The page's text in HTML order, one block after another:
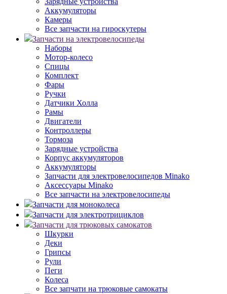
Аккумуляторы
Камеры
Все запчасти на гироскутеры
Запчасти на электровелосипеды
Наборы
Мотор-колесо
Спицы
Комплект
Фары
Ручки
Датчики Холла
Рамы
Двигатели
Контроллеры
Тормоза
Зарядные устройства
Корпус аккумуляторов
Аккумуляторы
Запчасти для электровелосипедов Minako
Аксессуары Minako
Все запчасти на электровелосипеды
Запчасти для моноколеса
Запчасти для электротрициклов
Запчасти для трюковых самокатов
Шкурки
Деки
Грипсы
Рули
Пеги
Колеса
Все запчати на трюковые самокаты